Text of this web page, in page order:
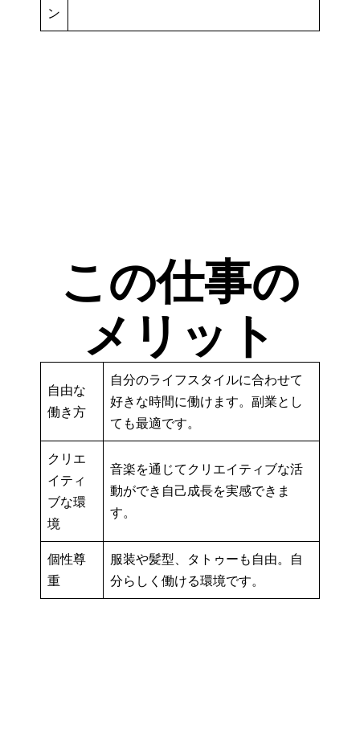
ン
この仕事の
メリット
自由な
働き方
自分のライフスタイルに合わせて
好きな時間に働けます。副業とし
ても最適です。
クリエ
イティ
ブな環
境
音楽を通じてクリエイティブな活
動ができ自己成長を実感できま
す。
個性尊
重
服装や髪型、タトゥーも自由。自
分らしく働ける環境です。